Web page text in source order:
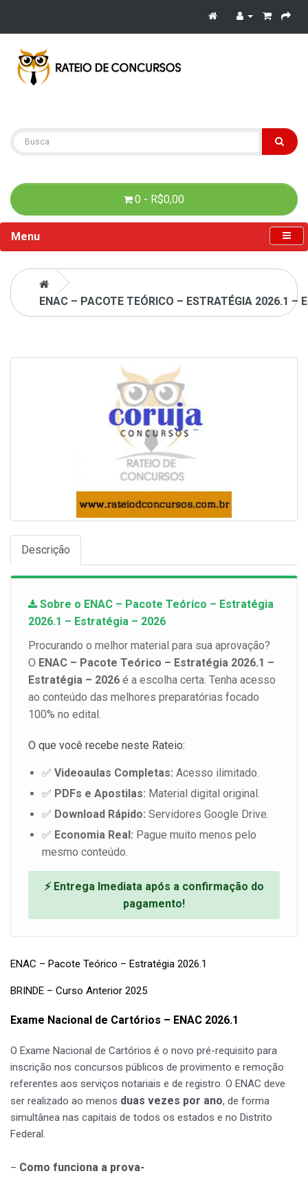
0 - R$0,00
Menu
ENAC – PACOTE TEÓRICO – ESTRATÉGIA 2026.1 –
Descrição
Sobre o ENAC – Pacote Teórico – Estratégia
2026.1 – Estratégia – 2026
Procurando o melhor material para sua aprovação?
O ENAC – Pacote Teórico – Estratégia 2026.1 –
Estratégia – 2026 é a escolha certa. Tenha acesso
ao conteúdo das melhores preparatórias focado
100% no edital.
O que você recebe neste Rateio:
✅ Videoaulas Completas: Acesso ilimitado.
✅ PDFs e Apostilas: Material digital original.
✅ Download Rápido: Servidores Google Drive.
✅ Economia Real: Pague muito menos pelo
mesmo conteúdo.
⚡ Entrega Imediata após a confirmação do
pagamento!
ENAC – Pacote Teórico – Estratégia 2026.1
BRINDE – Curso Anterior 2025
Exame Nacional de Cartórios – ENAC 2026.1
O Exame Nacional de Cartórios é o novo pré-requisito para
inscrição nos concursos públicos de provimento e remoção
referentes aos serviços notariais e de registro. O ENAC deve
ser realizado ao menos duas vezes por ano, de forma
simultânea nas capitais de todos os estados e no Distrito
Federal.
– Como funciona a prova-